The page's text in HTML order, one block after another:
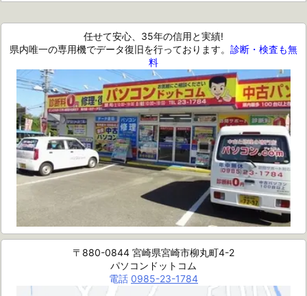
任せて安心、35年の信用と実績!
県内唯一の専用機でデータ復旧を行っております。 診断・検査も無
料
〒880-0844 宮崎県宮崎市柳丸町4-2
パソコンドットコム
電話 0985-23-1784